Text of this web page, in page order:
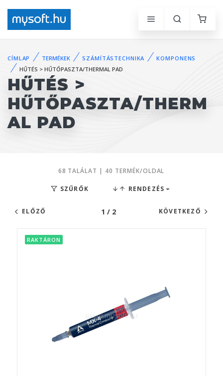
CÍMLAP TERMÉKEK SZÁMÍTÁSTECHNIKA
KOMPONENS
HŰTÉS > HŰTŐPASZTA/THERMAL PAD
HŰTÉS >
HŰTŐPASZTA/THERM
AL PAD
68 TALÁLAT | 40 TERMÉK/OLDAL
SZŰRŐK RENDEZÉS
ELŐZŐ 1 / 2 KÖVETKEZŐ
RAKTÁRON